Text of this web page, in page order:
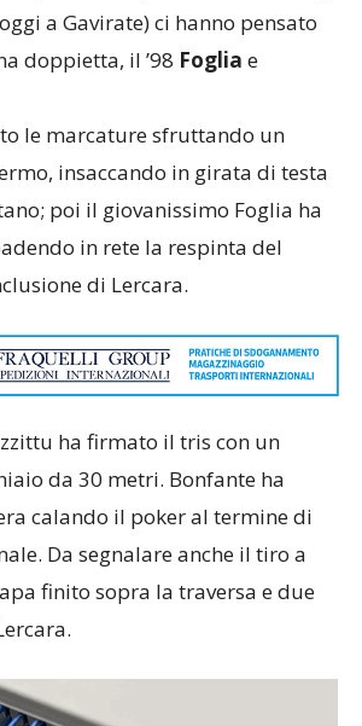
a Gavirate) ci hanno pensato
doppietta, il ’98 Foglia e
le marcature sfruttando un
insaccando in girata di testa
poi il giovanissimo Foglia ha
in rete la respinta del
di Lercara.
ha firmato il tris con un
da 30 metri. Bonfante ha
calando il poker al termine di
Da segnalare anche il tiro a
finito sopra la traversa e due